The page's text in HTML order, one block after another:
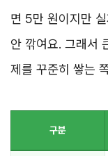
면 5만 원이지만
안 깎여요. 그래서
제를 꾸준히 쌓는
구분